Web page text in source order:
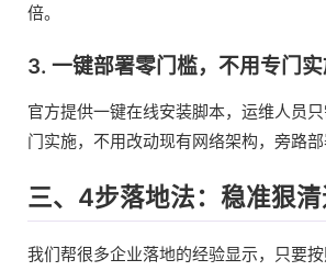
倍。
3. 一键部署零门槛，不用专门
官方提供一键在线安装脚本，运维人员
门实施，不用改动现有网络架构，旁路
三、4步落地法：稳准狠
我们帮很多企业落地的经验显示，只要